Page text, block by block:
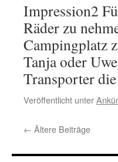
Impression2
Räder zu
Campingplatz
Tanja oder
Transporter
Veröffentlicht unter
← Ältere Beiträge